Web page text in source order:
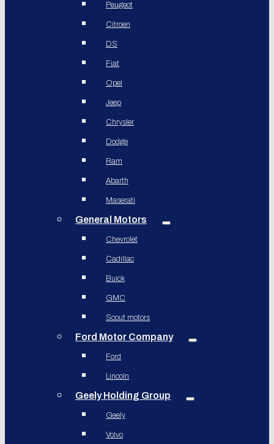
Peugeot
Citroen
DS
Fiat
Opel
Jeep
Chrysler
Dodge
Ram
Abarth
Maserati
General Motors
Chevrolet
Cadillac
Buick
GMC
Scout motors
Ford Motor Company
Ford
Lincoln
Geely Holding Group
Geely
Volvo